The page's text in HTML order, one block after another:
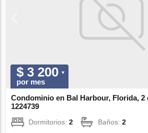
$ 3 200
por mes
Condominio en Bal Harbour, Florida,
1224739
Dormitorios:2 Baños:2